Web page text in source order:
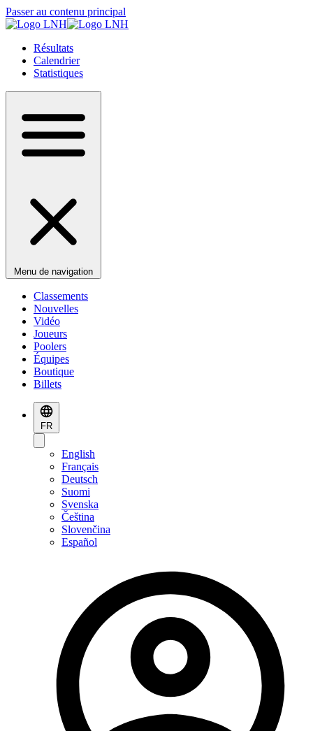
Passer au contenu principal
Résultats
Calendrier
Statistiques
Menu de navigation
Classements
Nouvelles
Vidéo
Joueurs
Poolers
Équipes
Boutique
Billets
FR
English
Français
Deutsch
Suomi
Svenska
Čeština
Slovenčina
Español